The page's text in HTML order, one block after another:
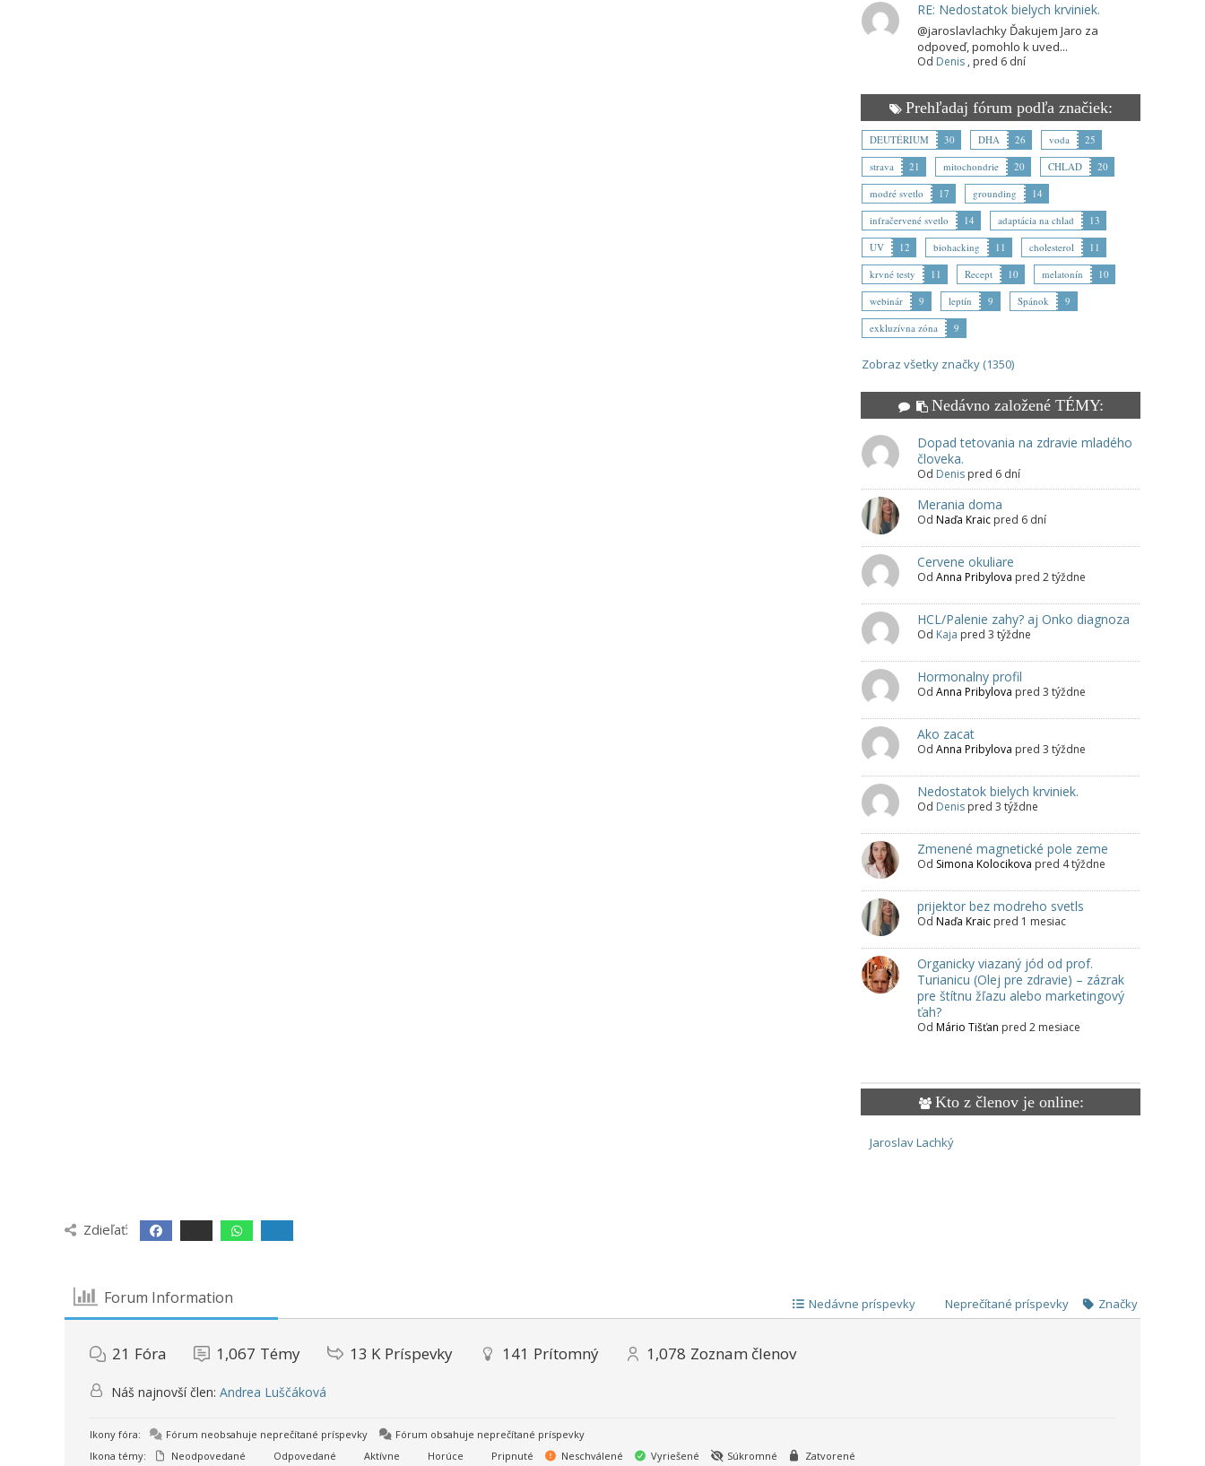
RE: Nedostatok bielych krviniek.
@jaroslavlachky Ďakujem Jaro za
odpoveď, pomohlo k uved...
Od Denis , pred 6 dní
Prehľadaj fórum podľa značiek:
DEUTÉRIUM 30 DHA 26 voda
25
strava
21 mitochondrie 20 CHLAD
20
modré svetlo
17 grounding
14
infračervené svetlo
14 adaptácia na chlad
13
UV
12 biohacking 11 cholesterol
11
krvné testy
11 Recept 10 melatonín
10
webinár
9 leptín 9 Spánok
9
exkluzívna zóna
9
Zobraz všetky značky (1350)
Nedávno založené TÉMY:
Dopad tetovania na zdravie mladého
človeka.
Od Denis pred 6 dní
Merania doma
Od Naďa Kraic pred 6 dní
Cervene okuliare
Od Anna Pribylova pred 2 týždne
HCL/Palenie zahy? aj Onko diagnoza
Od Kaja pred 3 týždne
Hormonalny profil
Od Anna Pribylova pred 3 týždne
Ako zacat
Od Anna Pribylova pred 3 týždne
Nedostatok bielych krviniek.
Od Denis pred 3 týždne
Zmenené magnetické pole zeme
Od Simona Kolocikova pred 4 týždne
prijektor bez modreho svetls
Od Naďa Kraic pred 1 mesiac
Organicky viazaný jód od prof.
Turianicu (Olej pre zdravie) – zázrak
pre štítnu žľazu alebo marketingový
ťah?
Od Mário Tišťan pred 2 mesiace
Kto z členov je online:
Jaroslav Lachký
Zdieľať:
Forum Information Nedávne príspevky Neprečítané príspevky Značky
21 Fóra 1,067 Témy 13 K Príspevky 141 Prítomný 1,078 Zoznam členov
Náš najnovší člen: Andrea Luščáková
Ikony fóra: Fórum neobsahuje neprečítané príspevky
Fórum obsahuje neprečítané príspevky
Ikona témy:
Neodpovedané Odpovedané Aktívne Horúce Pripnuté Neschválené Vyriešené Súkromné Zatvorené